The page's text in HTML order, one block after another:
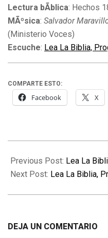
Lectura bÃ­blica: Hechos
MÃºsica: Salvador
(Ministerio Voces)
Escuche: Lea La Biblia,
COMPARTE ESTO:
Facebook X
02-
02
Previous Post: Lea La
Next Post: Lea La Biblia,
DEJA UN COMENTARIO